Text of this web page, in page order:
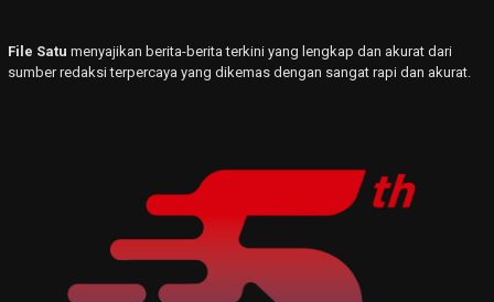
File Satu menyajikan berita-berita terkini yang lengkap dan akurat dari
sumber redaksi terpercaya yang dikemas dengan sangat rapi dan akurat.